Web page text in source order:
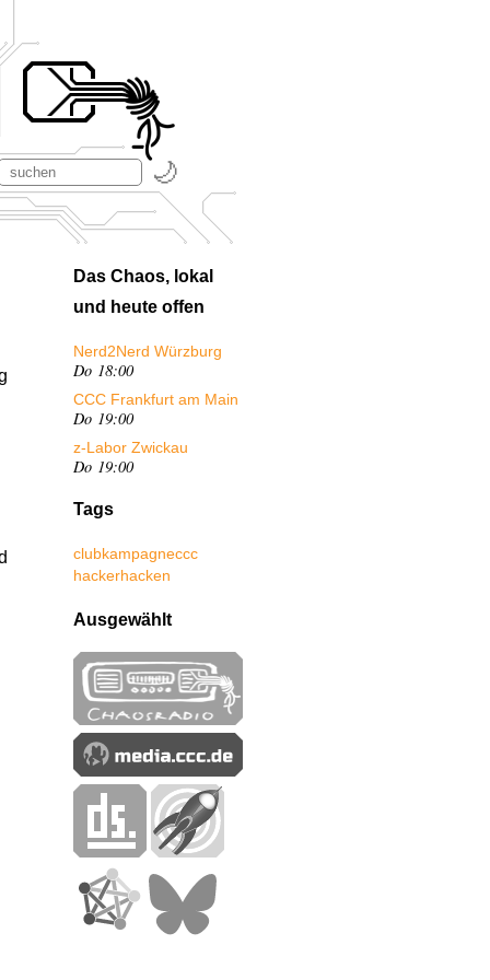
Das Chaos, lokal
und heute offen
Nerd2Nerd Würzburg
Do 18:00
CCC Frankfurt am Main
Do 19:00
z-Labor Zwickau
Do 19:00
Tags
clubkampagneccc
hackerhacken
Ausgewählt